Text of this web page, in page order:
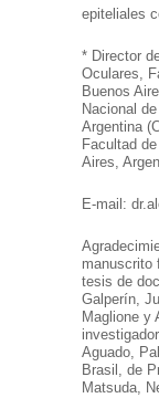
epiteliales
* Director
Oculares,
Buenos
Nacional
Argentina
Facultad
Aires,
E-mail:
manuscrito
tesis de
Galperín,
Maglione y
Aguado,
Brasil, de
Matsuda,